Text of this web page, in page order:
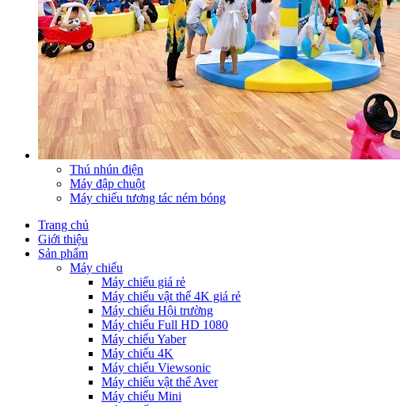
Thú nhún điện
Máy đập chuột
Máy chiếu tương tác ném bóng
Trang chủ
Giới thiệu
Sản phẩm
Máy chiếu
Máy chiếu giá rẻ
Máy chiếu vật thể 4K giá rẻ
Máy chiếu Hội trường
Máy chiếu Full HD 1080
Máy chiếu Yaber
Máy chiếu 4K
Máy chiếu Viewsonic
Máy chiếu vật thể Aver
Máy chiếu Mini